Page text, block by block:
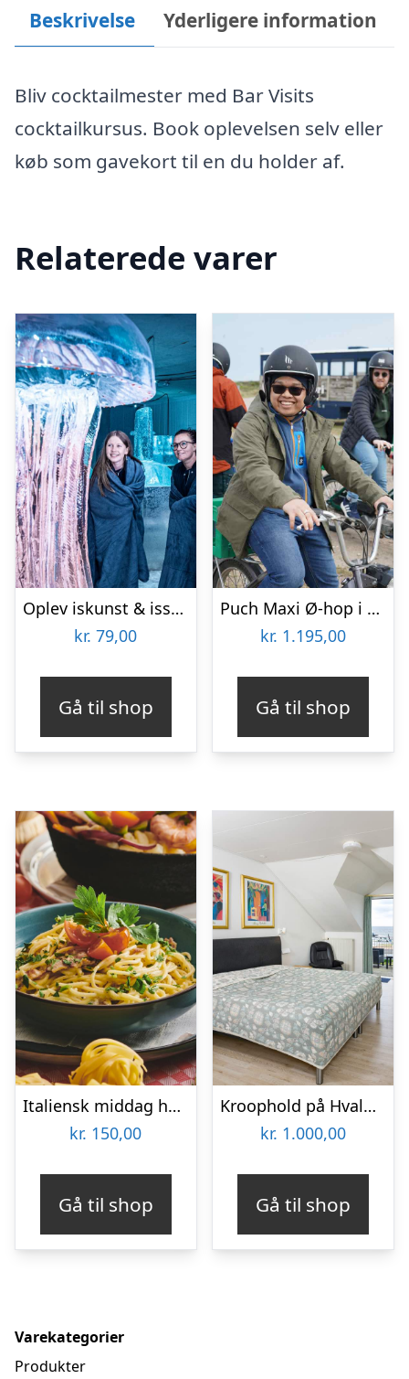
Beskrivelse Yderligere information
Bliv cocktailmester med Bar Visits
cocktailkursus. Book oplevelsen selv eller
køb som gavekort til en du holder af.
Relaterede varer
Oplev iskunst & isskulpturer
kr. 79,00
Gå til shop
Puch Maxi Ø-hop i Limfjorden med Maxitours
kr. 1.195,00
Gå til shop
Italiensk middag hos Restaurant Pulcinella
kr. 150,00
Gå til shop
Kroophold på Hvalpsund Færgekro
kr. 1.000,00
Gå til shop
Varekategorier
Produkter